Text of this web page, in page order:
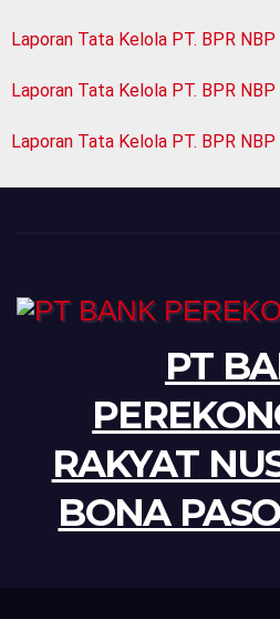
Laporan Tata Kelola PT. BPR
Laporan Tata Kelola PT. BPR NBP
Laporan Tata Kelola PT. BPR
PT
RAKYAT
BONA